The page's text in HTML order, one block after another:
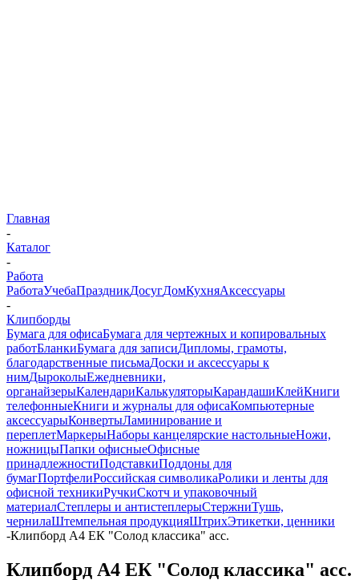
Главная
-
Каталог
-
Работа
РаботаУчебаПраздникДосугДомКухняАксессуары
-
Клипборды
Бумага для офисаБумага для чертежных и копировальных
работБланкиБумага для записиДипломы, грамоты,
благодарственные письмаДоски и аксессуары к
нимДыроколыЕжедневники,
органайзерыКалендариКалькуляторыКарандашиКлейКниги
телефонныеКниги и журналы для офисаКомпьютерные
аксессуарыКонвертыЛаминирование и
переплетМаркерыНаборы канцелярские настольныеНожи,
ножницыПапки офисныеОфисные
принадлежностиПодставкиПоддоны для
бумагПортфелиРоссийская символикаРолики и ленты для
офисной техникиРучкиСкотч и упаковочный
материалСтеплеры и антистеплерыСтержниТушь,
чернилаШтемпельная продукцияШтрихЭтикетки, ценники
-Клипборд А4 ЕК "Солод классика" асс.
Клипборд А4 ЕК "Солод классика" асс.